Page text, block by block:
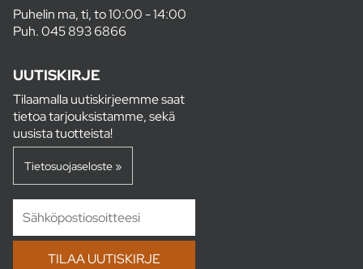
Puhelin ma, ti, to 10:00 - 14:00
Puh.045 893 6866
UUTISKIRJE
Tilaamalla uutiskirjeemme saat
tietoa tarjouksistamme, sekä
uusista tuotteista!
Tietosuojaseloste »